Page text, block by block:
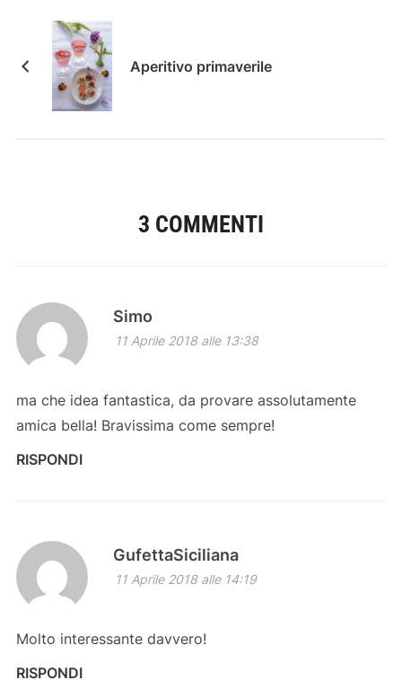
Aperitivo primaverile
3 COMMENTI
Simo
11 Aprile 2018 alle 13:38
ma che idea fantastica, da provare assolutamente
amica bella! Bravissima come sempre!
RISPONDI
GufettaSiciliana
11 Aprile 2018 alle 14:19
Molto interessante davvero!
RISPONDI